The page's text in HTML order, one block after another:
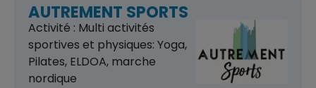
AUTREMENT SPORTS
Activité : Multi activités
sportives et physiques: Yoga,
Pilates, ELDOA, marche
nordique